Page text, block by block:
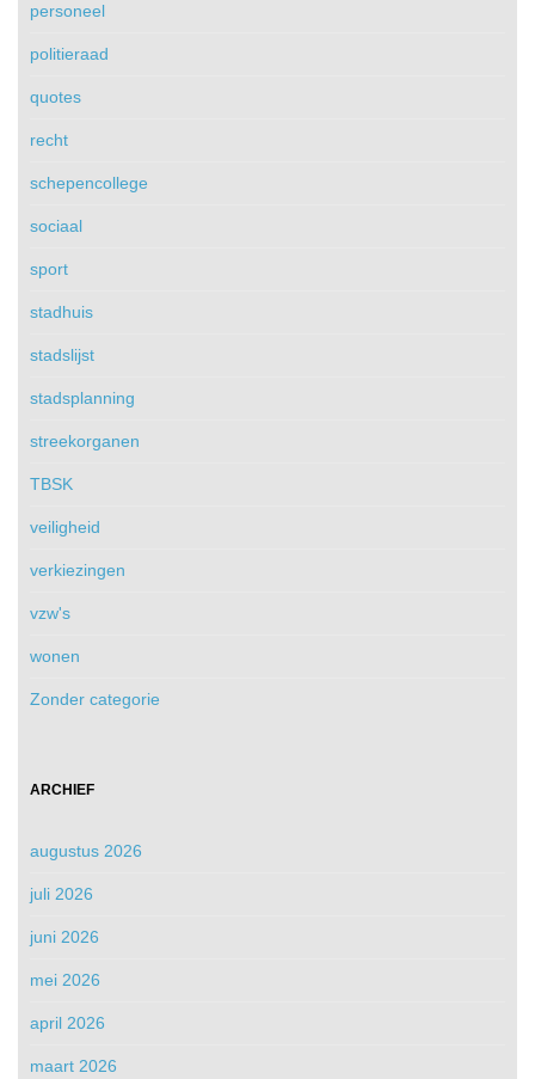
personeel
politieraad
quotes
recht
schepencollege
sociaal
sport
stadhuis
stadslijst
stadsplanning
streekorganen
TBSK
veiligheid
verkiezingen
vzw's
wonen
Zonder categorie
ARCHIEF
augustus 2026
juli 2026
juni 2026
mei 2026
april 2026
maart 2026